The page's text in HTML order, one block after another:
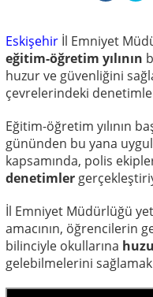
Eskişehir İl Emniyet
eğitim-öğretim yılının
huzur ve güvenliğini
çevrelerindeki
Eğitim-öğretim yılının
gününden bu yana
kapsamında, polis
denetimler
İl Emniyet Müdürlüğü
amacının, öğrencilerin
bilinciyle okullarına
gelebilmelerini